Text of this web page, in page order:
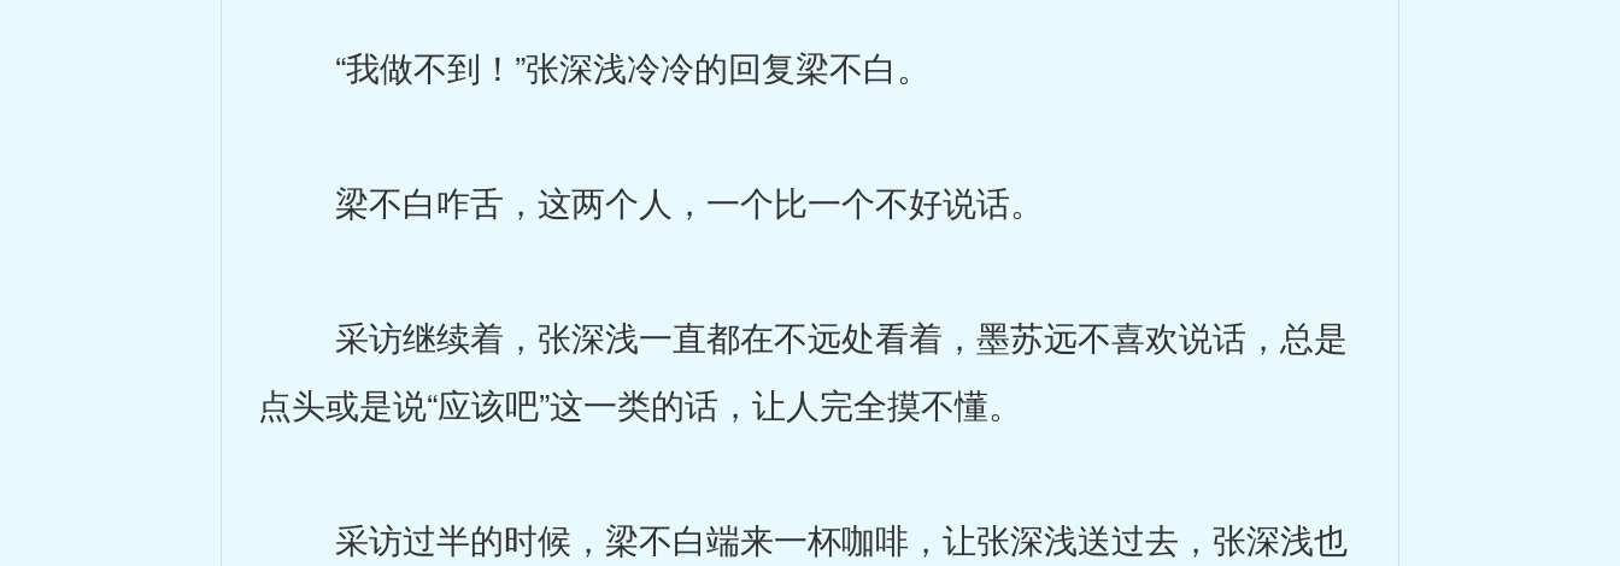
“我做不到！”张深浅冷冷的回复梁不白。
梁不白咋舌，这两个人，一个比一个不好说话。
采访继续着，张深浅一直都在不远处看着，墨苏远不喜欢说话，总是
点头或是说“应该吧”这一类的话，让人完全摸不懂。
采访过半的时候，梁不白端来一杯咖啡，让张深浅送过去，张深浅也